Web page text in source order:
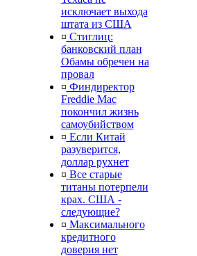
исключает выхода
штата из США
¤ Стиглиц:
банковский план
Обамы обречен на
провал
¤ Финдиректор
Freddie Mac
покончил жизнь
самоубийством
¤ Если Китай
разуверится,
доллар рухнет
¤ Все старые
титаны потерпели
крах. США -
следующие?
¤ Максимального
кредитного
доверия нет